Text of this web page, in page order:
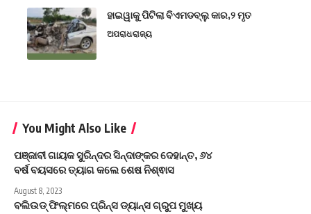
ହାଇୱାକୁ ପିଟିଲା ବିଏମଡବ୍ଲୁ କାର,୨ ମୃତ
ଅପରାଧରାଜ୍ୟ
You Might Also Like
ପଞ୍ଜାବୀ ଗାୟକ ସୁରିନ୍ଦର ସିନ୍ଦାଙ୍କର ଦେହାନ୍ତ, ୬୪
ବର୍ଷ ବୟସରେ ତ୍ୟାଗ କଲେ ଶେଷ ନିଶ୍ଵାସ
August 8, 2023
ବଲିଉଡ୍‌ ଫିଲ୍ମରେ ପ୍ରିନ୍ସ ଡ୍ୟାନ୍ସ ଗ୍ରୁପ ମୁଖ୍ୟ